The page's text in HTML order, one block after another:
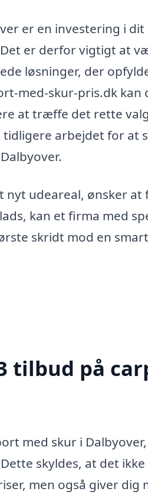
er en investering i
er derfor vigtigt at
løsninger, der
med-skur-pris.dk
at træffe det rette
tidligere arbejdet for at
udeareal, ønsker
kan et firma med
skridt mod en
tilbud på
med skur i
skyldes, at det
men også giver dig